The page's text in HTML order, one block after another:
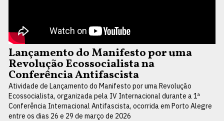
Lançamento do Manifesto por uma
Revolução Ecossocialista na
Conferência Antifascista
Atividade de Lançamento do Manifesto por uma Revolução
Ecossocialista, organizada pela IV Internacional durante a 1ª
Conferência Internacional Antifascista, ocorrida em Porto Alegre
entre os dias 26 e 29 de março de 2026